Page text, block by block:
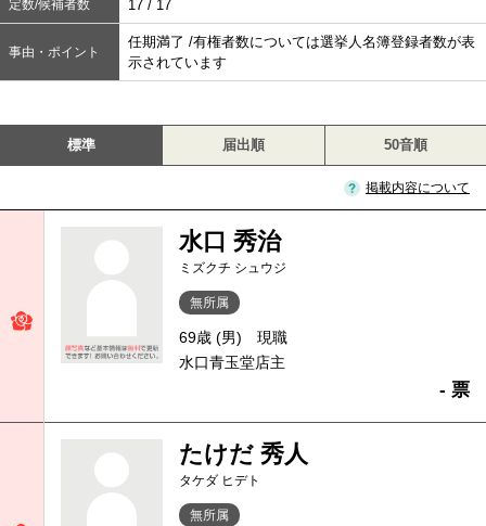
定数/候補者数 17 / 17
事由・ポイント
任期満了 /有権者数については選挙人名簿登録者数が表
示されています
標準 届出順 50音順
掲載内容について
水口 秀治
ミズクチ シュウジ
無所属
69歳 (男)
現職
水口青玉堂店主
- 票
たけだ 秀人
タケダ ヒデト
無所属